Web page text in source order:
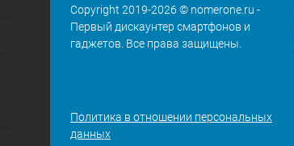
Copyright 2019-2026 © nomerone.ru -
Первый дискаунтер смартфонов и
гаджетов. Все права защищены.
Политика в отношении персональных
данных